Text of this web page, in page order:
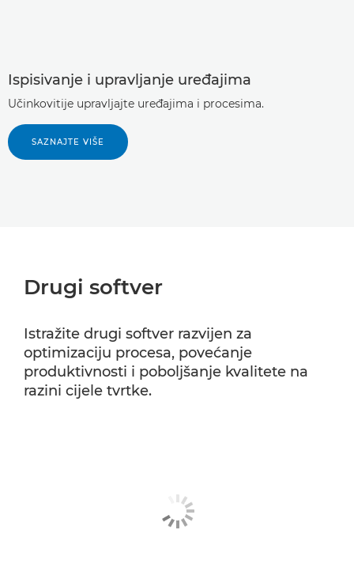
Ispisivanje i upravljanje uređajima
Učinkovitije upravljajte uređajima i procesima.
SAZNAJTE VIŠE
Drugi softver
Istražite drugi softver razvijen za
optimizaciju procesa, povećanje
produktivnosti i poboljšanje kvalitete na
razini cijele tvrtke.